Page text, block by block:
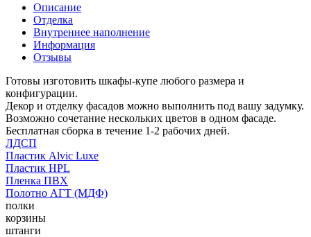
Описание
Отделка
Внутреннее наполнение
Информация
Отзывы
Готовы изготовить шкафы-купе любого размера и
конфигурации.
Декор и отделку фасадов можно выполнить под вашу задумку.
Возможно сочетание нескольких цветов в одном фасаде.
Бесплатная сборка в течение 1-2 рабочих дней.
ЛДСП
Пластик Alvic Luxe
Пластик HPL
Пленка ПВХ
Полотно АГТ (МДФ)
полки
корзины
штанги